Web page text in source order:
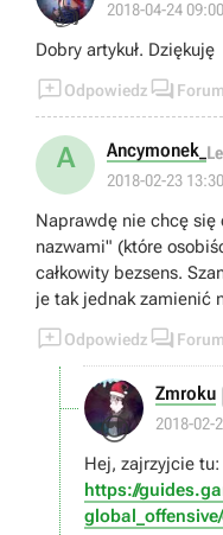
👍 2018-04-24 09:00
Dobry artykuł. Dziękuję
Odpowiedz  Forum
A Ancymonek_
2018-02-23 13:30
Naprawdę nie chcę
nazwami" (które
całkowity bezsens.
je tak jednak zamienić
Odpowiedz  Forum
😎
Zmroku
2018-02-
Hej, zajrzyjcie tu:
https://